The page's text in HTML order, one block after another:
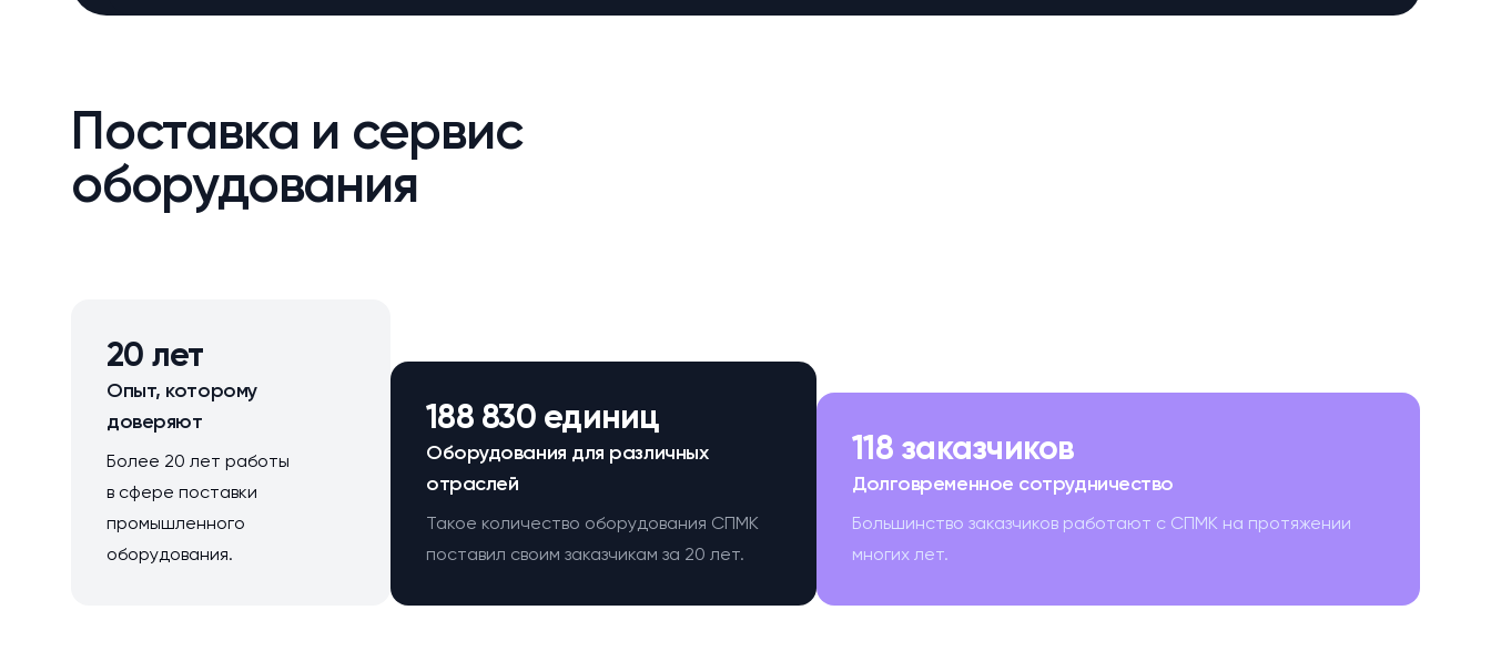
Поставка и сервис
оборудования
20 лет
Опыт, которому
доверяют
Более 20 лет работы
в сфере поставки
промышленного
оборудования.
188 830 единиц
Оборудования для различных
отраслей
Такое количество оборудования СПМК
поставил своим заказчикам за 20 лет.
118 заказчиков
Долговременное сотрудничество
Большинство заказчиков работают с СПМК на протяжении
многих лет.